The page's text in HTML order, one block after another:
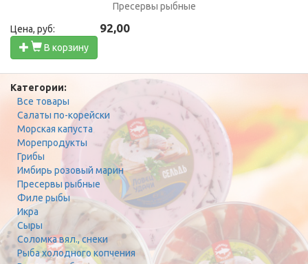
Пресервы рыбные
Цена, руб: 92,00
В корзину
Категории:
Все товары
Салаты по-корейски
Морская капуста
Морепродукты
Грибы
Имбирь розовый марин
Пресервы рыбные
Филе рыбы
Икра
Сыры
Соломка вял., снеки
Рыба холодного копчения